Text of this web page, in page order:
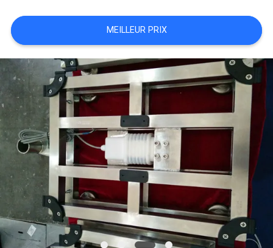
CONTRÔLE
DE
LA
QUALITÉ
NOUVELLES
LES
AFFAIRES
DEMANDEZ
UN DEVIS
MEILLEUR PRIX